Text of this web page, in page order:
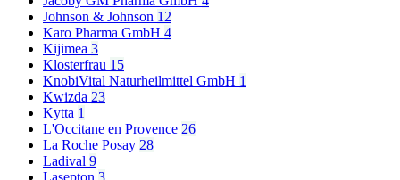
Johnson & Johnson 12
Karo Pharma GmbH 4
Kijimea 3
Klosterfrau 15
KnobiVital Naturheilmittel GmbH 1
Kwizda 23
Kytta 1
L'Occitane en Provence 26
La Roche Posay 28
Ladival 9